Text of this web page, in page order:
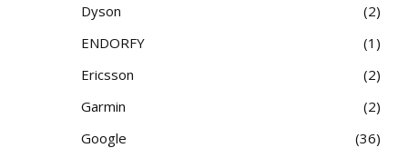
Dyson
2
ENDORFY
1
Ericsson
2
Garmin
2
Google
36